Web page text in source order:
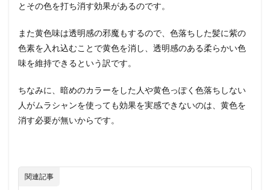
め！
シャ
ンラ
ンキ
ング
BEST
3.1
FIOLE（フ
ラーシャ
ンプー パ
とその色を打ち消す効果があるのです。
また黄色味は透明感の邪魔もするので、色落ちした髪に紫の
色素を入れ込むことで黄色を消し、透明感のある柔らかい色
味を維持できるという訳です。
ちなみに、暗めのカラーをした人や黄色っぽく色落ちしない
人がムラシャンを使っても効果を実感できないのは、黄色を
消す必要が無いからです。
関連記事